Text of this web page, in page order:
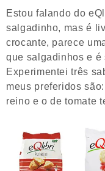
Estou falando do
salgadinho, mas é
crocante, parece
que salgadinhos e é
Experimentei três
meus preferidos
reino e o de tomate